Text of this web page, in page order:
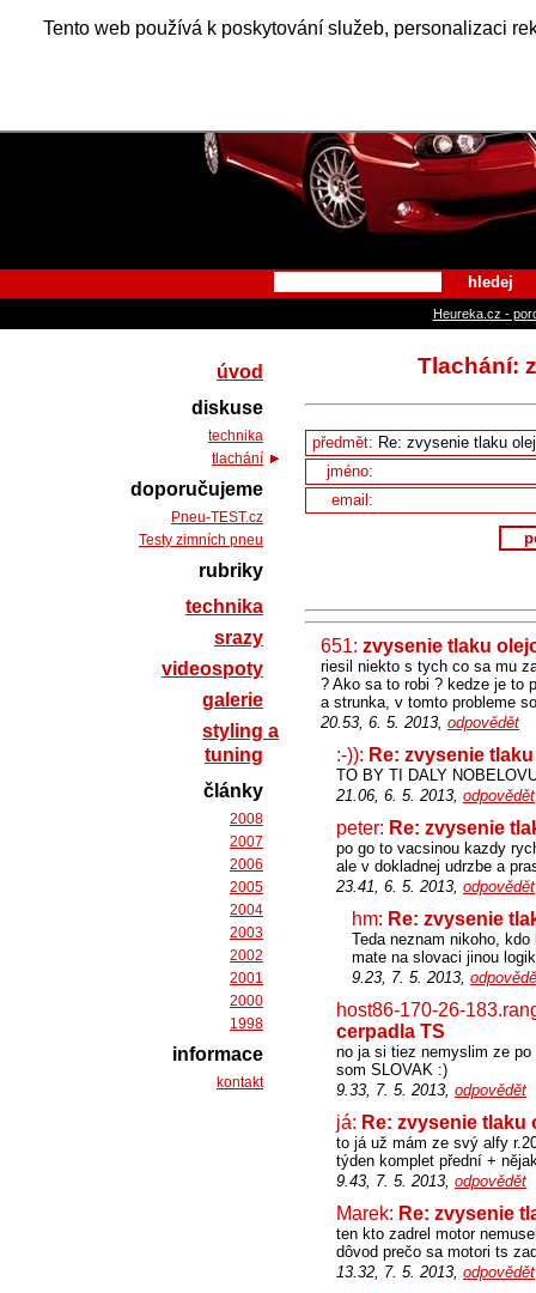
Tento web používá k poskytování služeb, personalizaci
Alfa
hledej
Heureka.cz -
Tlachání:
předmět:
jméno:
email:
651: zvysenie tlaku
riesil niekto s tych co sa mu
? Ako sa to robi ? kedze je to
a strunka, v tomto probleme
20.53, 6. 5. 2013, odpovědět
:-)): Re: zvysenie
TO BY TI DALY
21.06, 6. 5. 2013, odpovědět
peter: Re: zvysenie
po go to vacsinou kazdy
ale v dokladnej udrzbe a
23.41, 6. 5. 2013, odpovědět
hm: Re: zvysenie
Teda neznam nikoho,
mate na slovaci jinou
9.23, 7. 5. 2013,
host86-170-26-
cerpadla TS
no ja si tiez nemyslim ze
som SLOVAK :)
9.33, 7. 5. 2013, odpovědět
já: Re: zvysenie tlaku
to já už mám ze svý alfy
týden komplet přední +
9.43, 7. 5. 2013, odpovědět
Marek: Re: zvysenie
ten kto zadrel motor
dôvod prečo sa motori ts
13.32, 7. 5. 2013, odpovědět
úvod
diskuse
technika
tlachání
doporučujeme
Pneu-TEST.cz
Testy zimních pneu
rubriky
technika
srazy
videospoty
galerie
styling a
tuning
články
2008
2007
2006
2005
2004
2003
2002
2001
2000
1998
informace
kontakt